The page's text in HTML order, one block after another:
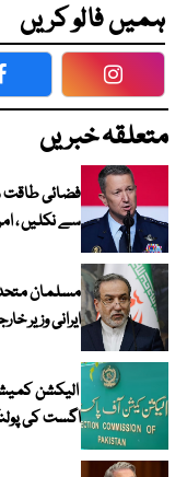
ہمیں فالو کریں
Facebook
متعلقہ خبریں
فضائی طاقت
سے نکلیں ،
مسلمان متحد
ایرانی وزیر
اگست کی